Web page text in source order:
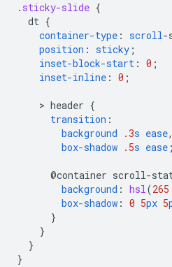
. sticky-slide {
dt {
container-type : scroll-
position : sticky ;
inset-block-start : 0 ;
inset-inline : 0 ;
    >
header {
transition :
background
.3s ease,
box-shadow .5s ease ;
@container scroll-
background : hsl(265
box-shadow : 0 5px 5
}
}
}
}